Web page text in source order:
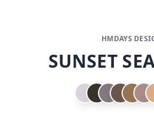
HMDAYS
SUNSET